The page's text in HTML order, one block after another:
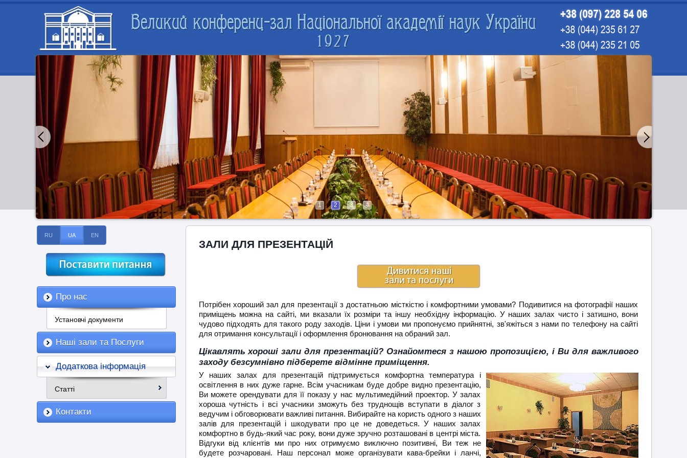
1 2 3 4
RU UA EN
Про нас
Установчі документи
Наші зали та Послуги
Додаткова інформація
Статті
Контакти
ЗАЛИ ДЛЯ ПРЕЗЕНТАЦІЙ
Потрібен хороший зал для презентації з достатньою місткістю і комфортними умовами? Подивитися на фотографії наших
приміщень можна на сайті, ми вказали їх розміри та іншу необхідну інформацію. У наших залах чисто і затишно, вони
чудово підходять для такого роду заходів. Ціни і умови ми пропонуємо прийнятні, зв'яжіться з нами по телефону на сайті
для отримання консультації і оформлення бронювання на обраний зал.
Цікавлять хороші зали для презентацій? Ознайомтеся з нашою пропозицією, і Ви для важливого
заходу безсумнівно підберете відмінне приміщення.
У наших залах для презентацій підтримується комфортна температура і
освітлення в них дуже гарне. Всім учасникам буде добре видно презентацію,
Ви можете орендувати для її показу у нас мультимедійний проектор. У залах
хороша чутність і всі учасники зможуть без труднощів вступати в діалог з
ведучим і обговорювати важливі питання. Вибирайте на користь одного з наших
залів для презентацій і шкодувати про це не доведеться. У наших залах
комфортно в будь-який час року, вони дуже зручно розташовані в центрі міста.
Відгуки від клієнтів ми про них отримуємо виключно позитивні, Ви теж не
будете розчаровані. Наш персонал може організувати кава-брейки і ланчі,